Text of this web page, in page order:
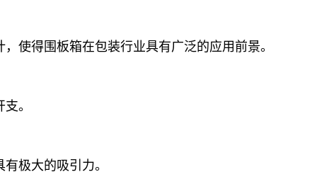
使得围板箱在包装行业具有广泛的应用前景。
。
极大的吸引力。